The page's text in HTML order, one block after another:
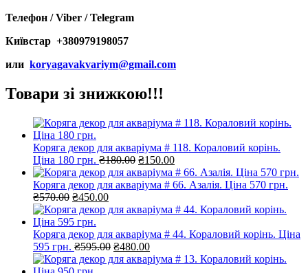
Телефон / Viber / Telegram
Київстар +380979198057
или koryagavakvariym@gmail.com
Товари зі знижкою!!!
Коряга декор для акваріума # 118. Кораловий корінь.
Ціна 180 грн. ₴180.00 Оригінальна
ціна:
₴180.00.
₴150.00Поточна
ціна:
₴150.00.
Коряга декор для акваріума # 66. Азалія. Ціна 570 грн.
₴570.00 Оригінальна
ціна:
₴570.00.
₴450.00Поточна
ціна:
Коряга декор для акваріума # 44. Кораловий корінь. Ціна
595 грн. ₴595.00 Оригінальна
ціна:
₴480.00Поточна
ціна: